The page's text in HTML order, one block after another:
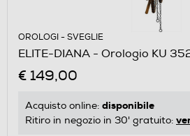
OROLOGI - SVEGLIE
ELITE-DIANA - Orologio KU
€ 149,00
Acquisto online: disponibile
Ritiro in negozio in 30' gratuito: